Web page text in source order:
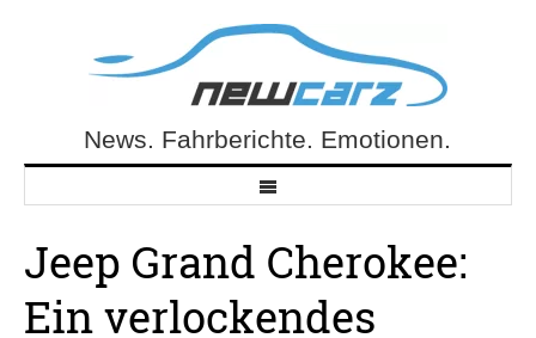
NewCarz.deNews. Fahrberichte. Emotionen.
Jeep Grand Cherokee:
Ein verlockendes